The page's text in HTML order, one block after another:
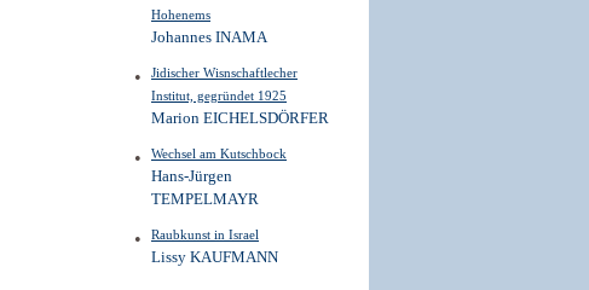
Hohenems
Johannes INAMA
Jidischer Wisnschaftlecher
Institut, gegründet 1925
Marion EICHELSDÖRFER
Wechsel am Kutschbock
Hans-Jürgen
TEMPELMAYR
Raubkunst in Israel
Lissy KAUFMANN